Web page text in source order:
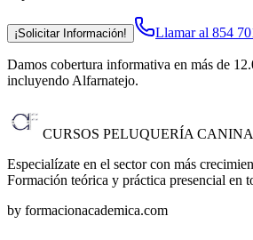
¡Solicitar Información! Llamar al 854
Damos cobertura informativa en más de
incluyendo Alfarnatejo.
CURSOS PELUQUERÍA CANINA
Especialízate en el sector con más
Formación teórica y práctica presencial en
by formacionacademica.com